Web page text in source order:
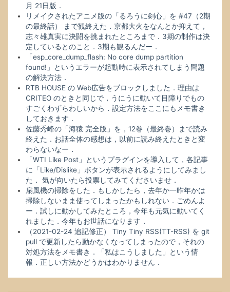
月 21日版．
リメイクされたアニメ版の「るろうに剣心」を #47（2期
の最終話） まで観終えた．京都大火をなんとか抑えて，
志々雄真実に決闘を挑まれたところまで．3期の制作は決
定しているとのこと．3期も観るんだー．
「esp_core_dump_flash: No core dump partition
found!」というエラーが起動時に表示されてしまう問題
の解決方法．
RTB HOUSE の Web広告をブロックしました．理由は
CRITEO のときと同じで，うにうに動いて目障りでもの
すごくわずらわしいから．設定方法をここにもメモ書き
しておきます．
佐藤秀峰の「海猿 完全版」を，12巻（最終巻）まで読み
終えた．お話全体の感想は，以前に読み終えたときと変
わらないなー．
「WTI Like Post」というプラグインを導入して，各記事
に「Like/Dislike」ボタンが表示されるようにしてみまし
た． 気が向いたら投票してみてくださいませ．
扇風機の掃除をした．もしかしたら，去年か一昨年かは
掃除しないまま使ってしまったかもしれない．ごめんよ
ー．試しに動かしてみたところ，今年も元気に動いてく
れました．今年もお世話になります．
（2021-02-24 追記修正） Tiny Tiny RSS(TT-RSS) を git
pull で更新したら動かなくなってしまったので，それの
対処方法をメモ書き．「私はこうしました」という情
報．正しい方法かどうかはわかりません．